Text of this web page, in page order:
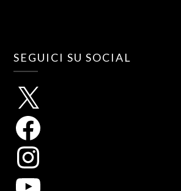
SEGUICI SU SOCIAL